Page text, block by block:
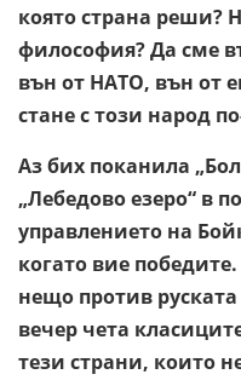
която страна реши?
философия? Да сме
вън от НАТО, вън от
стане с този народ
Аз бих поканила
„Лебедово езеро“ в
управлението на
когато вие
нещо против
вечер чета
тези страни, които